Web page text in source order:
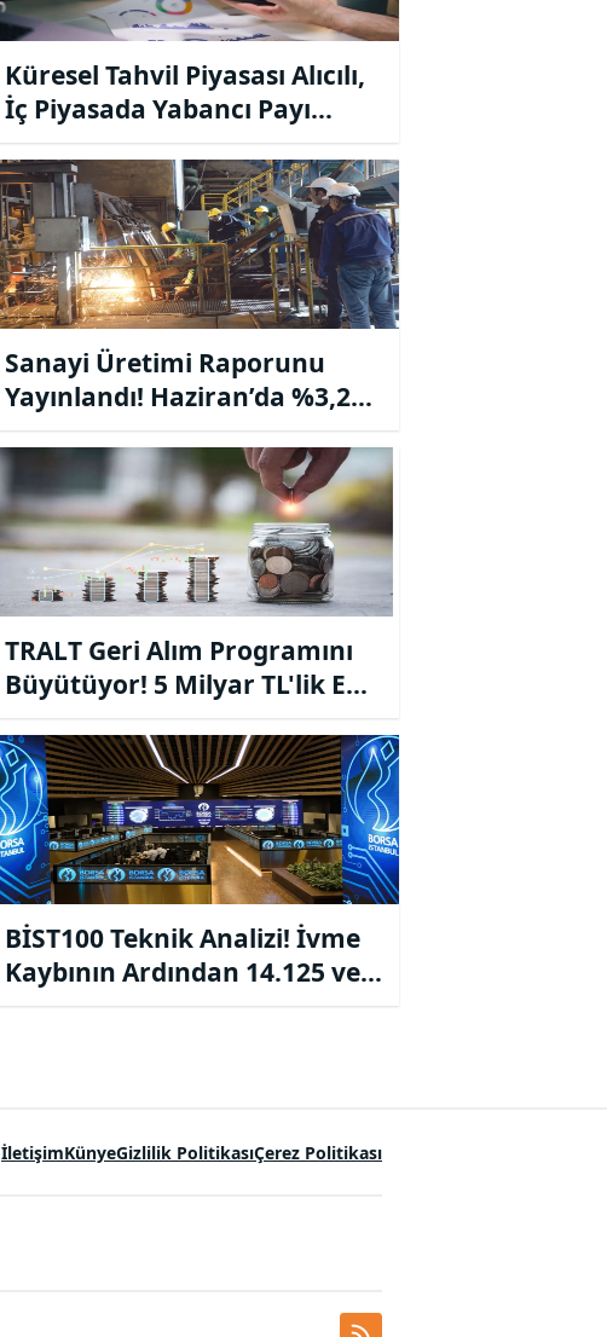
Küresel Tahvil Piyasası Alıcılı,
İç Piyasada Yabancı Payı
Yükselişte
Sanayi Üretimi Raporunu
Yayınlandı! Haziran’da %3,2
Artış Beklentisi
TRALT Geri Alım Programını
Büyütüyor! 5 Milyar TL'lik Ek
Fon Ayrıldı
BİST100 Teknik Analizi! İvme
Kaybının Ardından 14.125 ve
14.000 Destekleri Takipte
İletişimKünyeGizlilik PolitikasıÇerez Politikası